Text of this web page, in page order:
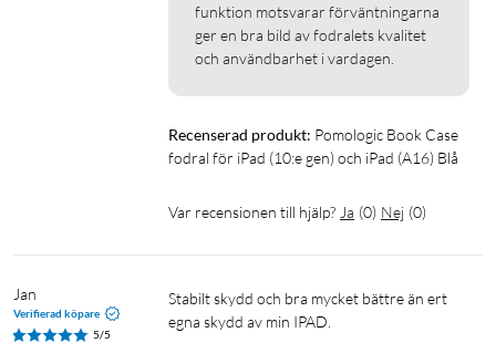
funktion motsvarar förväntningarna
ger en bra bild av fodralets kvalitet
och användbarhet i vardagen.
Recenserad produkt: Pomologic Book Case
fodral för iPad (10:e gen) och iPad (A16) Blå
Var recensionen till hjälp? Ja (0) Nej (0)
Jan
Verifierad köpare
5/5
Stabilt skydd och bra mycket bättre än ert
egna skydd av min IPAD.